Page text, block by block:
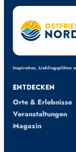
Inspiration, Lieblingsplätze
Entdecken
Orte & Erlebnisse
Veranstaltungen
Magazin